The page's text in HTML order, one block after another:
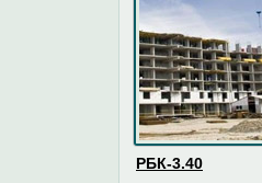
РБК-3.40